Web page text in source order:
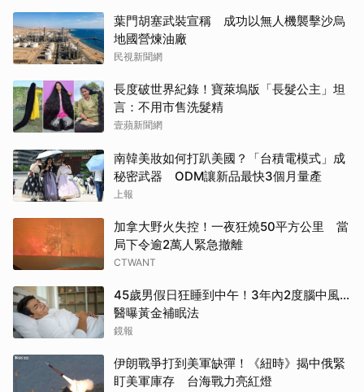
葉門胡塞武裝宣稱 成功以無人機襲擊沙烏
地國營煉油廠
民視新聞網
長度破世界紀錄！寶萊塢版「長髮公主」坦
言：不用市售洗髮精
壹蘋新聞網
南韓美妝如何打趴美國？「台積電模式」成
秘密武器 ODM讓新品最快3個月量產
上報
加拿大野火失控！一夜狂燒50平方公里 當
局下令逾2萬人緊急撤離
CTWANT
45歲男假日狂睡到中午！3年內2度腦中風…
醫曝黃金補眠法
鏡報
伊朗戰爭打到美軍缺彈！《紐時》揭中俄緊
盯美軍庫存 台海戰力亮紅燈